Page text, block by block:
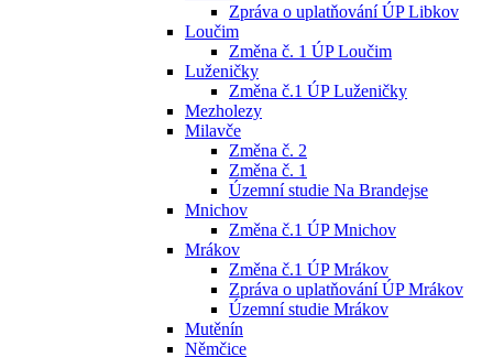
Zpráva o uplatňování ÚP Libkov
Loučim
Změna č. 1 ÚP Loučim
Luženičky
Změna č.1 ÚP Luženičky
Mezholezy
Milavče
Změna č. 2
Změna č. 1
Územní studie Na Brandejse
Mnichov
Změna č.1 ÚP Mnichov
Mrákov
Změna č.1 ÚP Mrákov
Zpráva o uplatňování ÚP Mrákov
Územní studie Mrákov
Mutěnín
Němčice